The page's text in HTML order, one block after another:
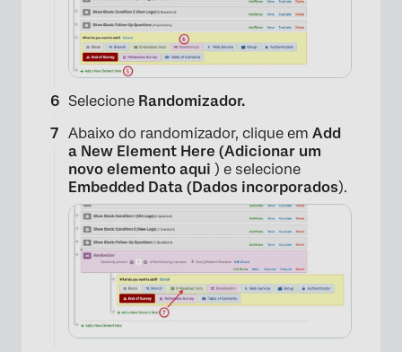
Selecione Randomizador.
Abaixo do randomizador, clique em Add
a New Element Here (Adicionar um
novo elemento aqui ) e selecione
Embedded Data (Dados incorporados).